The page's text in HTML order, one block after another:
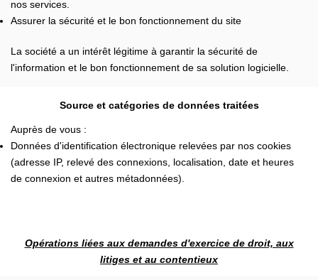
nos services.
Assurer la sécurité et le bon fonctionnement du site
La société a un intérêt légitime à garantir la sécurité de
l'information et le bon fonctionnement de sa solution logicielle.
Source et catégories de données traitées
Auprès de vous :
Données d'identification électronique relevées par nos cookies
(adresse IP, relevé des connexions, localisation, date et heures
de connexion et autres métadonnées).
Opérations liées aux demandes d'exercice de droit, aux
litiges et au contentieux